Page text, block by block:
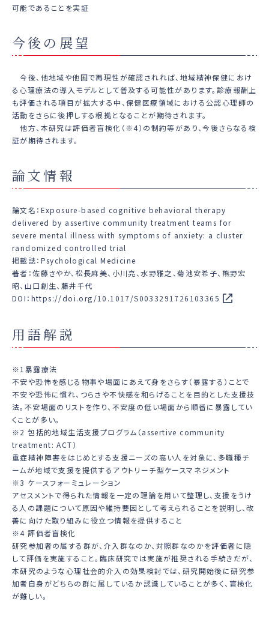
可能であることを実証
今後の展望
今後、他地域や他国で再現性が確認されれば、地域精神保健におけ
る心理療法の導入モデルとして普及する可能性があります。診療報酬上
も評価される項目が拡大する中、保健医療領域における公認心理師の
活動をさらに後押しする根拠となることが期待されます。
他方、本研究は評価者盲検化（※4）の制約等があり、今後さらなる検
証が期待されます。
論文情報
論文名：Exposure-based cognitive behavioral therapy
delivered by assertive community treatment teams for
severe mental illness with symptoms of anxiety: a cluster
randomized controlled trial
掲載誌：Psychological Medicine
著者：佐藤さやか、松長麻美、小川亮、水野雅之、菊池安希子、熊野宏
昭、山口創生、藤井千代
DOI： https://doi.org/10.1017/S0033291726103365
用語解説
※1暴露療法
不安や恐怖を感じる物事や場面にあえて身をさらす（暴露する）ことで
不安や恐怖に慣れ、つらさや不快感を和らげることを目的とした支援技
法。不安場面のリストを作り、不安度の低い場面から順番に暴露してい
くことが多い。
※2 包括的地域生活支援プログラム（assertive community
treatment: ACT）
重症精神障害をはじめとする支援ニーズの高い人を対象に、多職種チ
ームが地域で支援を提供するアウトリーチ型ケースマネジメント
※3 ケースフォーミュレーション
アセスメントで得られた情報を一定の理論を用いて整理し、支援をうけ
る人の課題について原因や維持要因として考えられることを説明し、改
善に向けた取り組みに役立つ情報を提供すること
※4 評価者盲検化
研究参加者の属する群が、介入群なのか、対照群なのかを評価者に隠
して評価を実施すること。臨床研究では実施が推奨される手続きだが、
本研究のような心理社会的介入の効果検討では、研究開始後に研究参
加者自身がどちらの群に属しているか認識していることが多く、盲検化
が難しい。